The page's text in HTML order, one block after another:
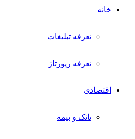
خانه
تعرفه تبلیغات
تعرفه رپورتاژ
اقتصادی
بانک و بیمه